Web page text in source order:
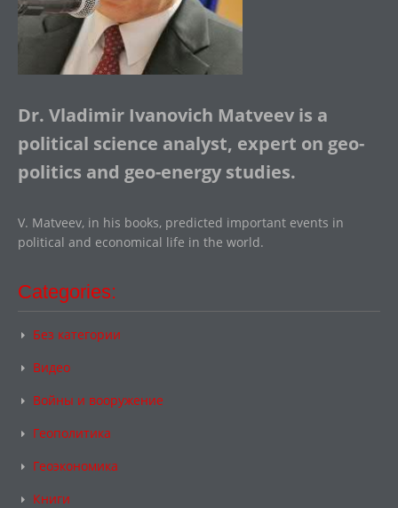
Dr. Vladimir Ivanovich Matveev is a
political science analyst, expert on geo-
politics and geo-energy studies.
V. Matveev, in his books, predicted important events in
political and economical life in the world.
Categories:
Без категории
Видео
Войны и вооружение
Геополитика
Геоэкономика
Книги